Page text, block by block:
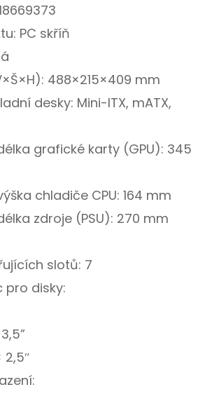
PC skříň
488×215×409 mm
desky: Mini-ITX, mATX,
grafické karty (GPU): 345
chladiče CPU: 164 mm
zdroje (PSU): 270 mm
slotů: 7
pro disky:
2,5″